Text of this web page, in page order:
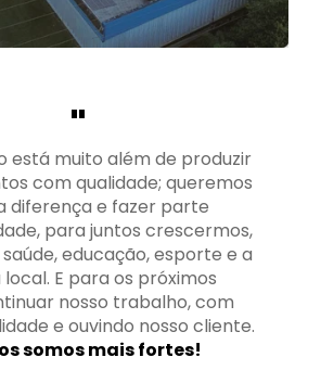
"
está muito além de produzir
com qualidade; queremos
diferença e fazer parte
para juntos crescermos,
educação, esporte e a
E para os próximos
nosso trabalho, com
e ouvindo nosso cliente.
somos mais fortes!